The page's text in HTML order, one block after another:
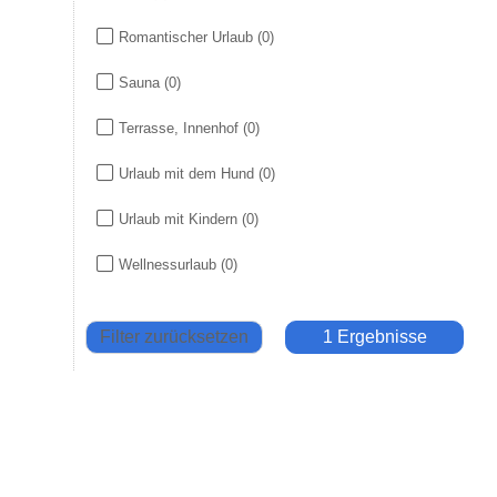
Romantischer Urlaub (0)
Sauna (0)
Terrasse, Innenhof (0)
Urlaub mit dem Hund (0)
Urlaub mit Kindern (0)
Wellnessurlaub (0)
Filter zurücksetzen 1 Ergebnisse